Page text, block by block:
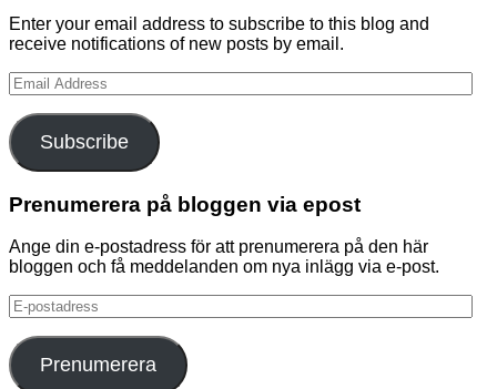
Enter your email address to subscribe to this blog and
receive notifications of new posts by email.
Email
Address
Subscribe
Prenumerera på bloggen via epost
Ange din e-postadress för att prenumerera på den här
bloggen och få meddelanden om nya inlägg via e-post.
E-
postadress
Prenumerera